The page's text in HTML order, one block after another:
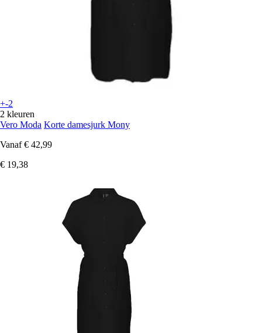
+-2
2 kleuren
Vero Moda Korte damesjurk Mony
Vanaf € 42,99
€ 19,38